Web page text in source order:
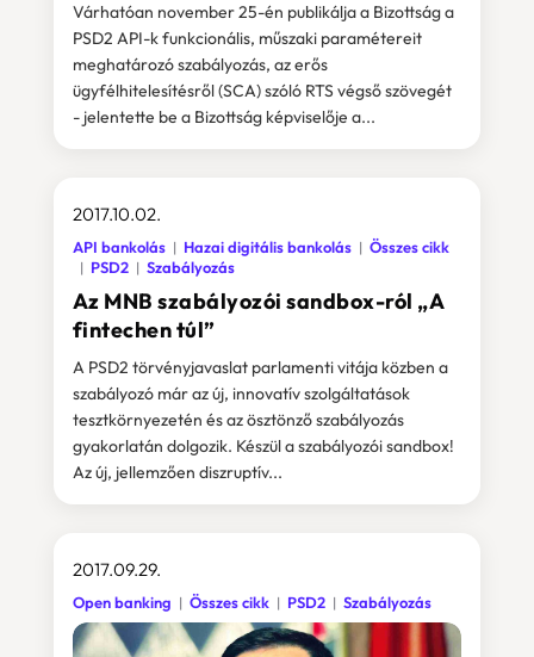
Várhatóan november 25-én publikálja a Bizottság a
PSD2 API-k funkcionális, műszaki paramétereit
meghatározó szabályozás, az erős
ügyfélhitelesítésről (SCA) szóló RTS végső szövegét
- jelentette be a Bizottság képviselője a...
Az MNB szabályozói sandbox-ról „A
fintechen túl”
2017.10.02.
API bankolás Hazai digitális bankolás
Összes cikk
PSD2
Szabályozás
A PSD2 törvényjavaslat parlamenti vitája közben a
szabályozó már az új, innovatív szolgáltatások
tesztkörnyezetén és az ösztönző szabályozás
gyakorlatán dolgozik. Készül a szabályozói sandbox!
Az új, jellemzően diszruptív...
2017.09.29.
Open banking Összes cikk PSD2 Szabályozás